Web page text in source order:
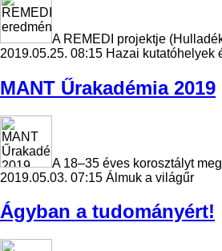
A REMEDI projektje
2019.05.25. 08:15 Hazai kutatóhelyek
MANT Űrakadémia 2019
A 18–35 éves korosztályt
2019.05.03. 07:15 Álmuk a világűr
Ágyban a tudományért!